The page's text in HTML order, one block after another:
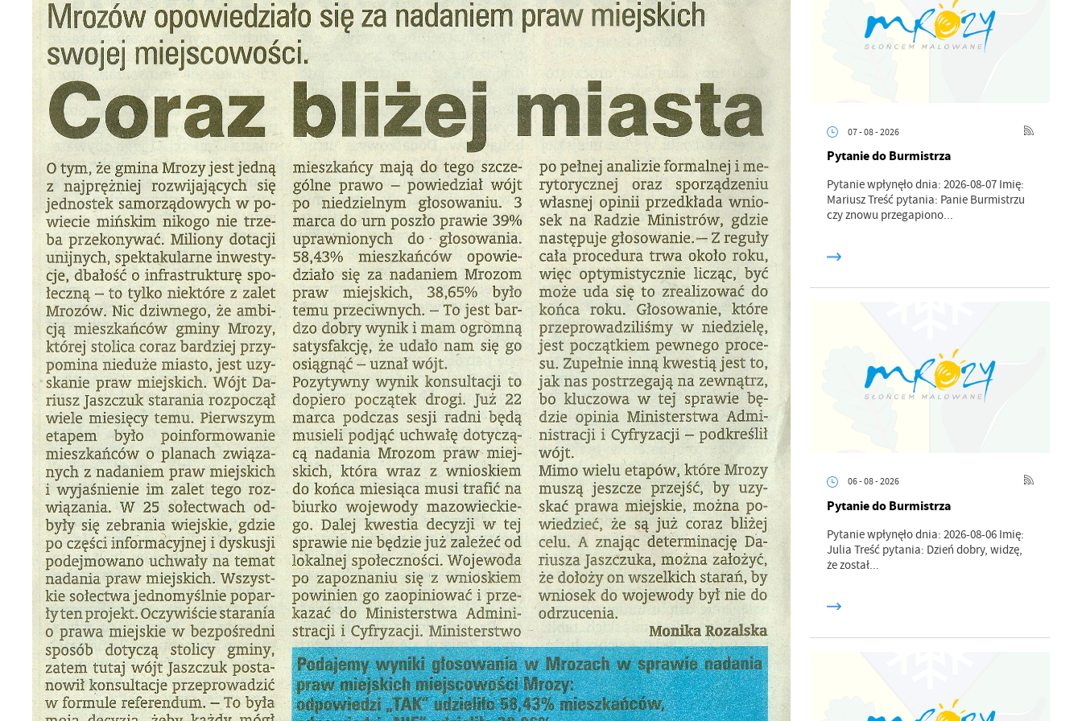
07 - 08 - 2026
Pytanie do Burmistrza
Pytanie wpłynęło dnia: 2026-08-07 Imię:
Mariusz Treść pytania: Panie Burmistrzu
czy znowu przegapiono...
06 - 08 - 2026
Pytanie do Burmistrza
Pytanie wpłynęło dnia: 2026-08-06 Imię:
Julia Treść pytania: Dzień dobry, widzę,
że został...
Ustawienia
Szanujemy Twoją prywatność. Możesz zmienić ustawienia cookies lub zaakceptować je
wszystkie. W dowolnym momencie możesz dokonać zmiany swoich ustawień.
Niezbędne
Niezbędne pliki cookies służą do prawidłowego funkcjonowania strony internetowej i
umożliwiają Ci komfortowe korzystanie z oferowanych przez nas usług.
Pliki cookies odpowiadają na podejmowane przez Ciebie działania w celu m.in. dostosowania
Twoich ustawień preferencji prywatności, logowania czy wypełniania formularzy. Dzięki plikom
cookies strona, z której korzystasz, może działać bez zakłóceń.
Więcej
Funkcjonalne i personalizacyjne
Tego typu pliki cookies umożliwiają stronie internetowej zapamiętanie wprowadzonych przez